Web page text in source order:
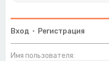
Вход • Регистрация
Имя пользователя: